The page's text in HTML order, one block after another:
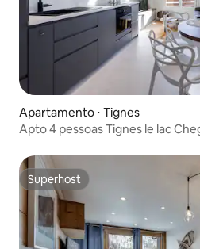
Apartamento ⋅ Tignes
Apto 4 pessoas Tignes le lac
Superhost
Superhost